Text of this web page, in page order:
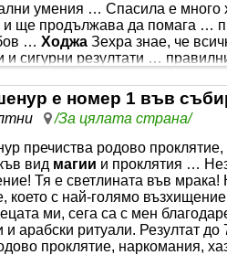
умения … Спасила e много
и ще продължава да помага …
… Ходжа Зехра знае, че
и сигурни резултати …
Помагам за стрес,
/За цялата страна/
пречиства родово
вид магии и проклятия …
Тя е светлината във
което с най-голямо
ми, сега са с мен
арабски ритуали. Резултат
проклятие, наркомания,